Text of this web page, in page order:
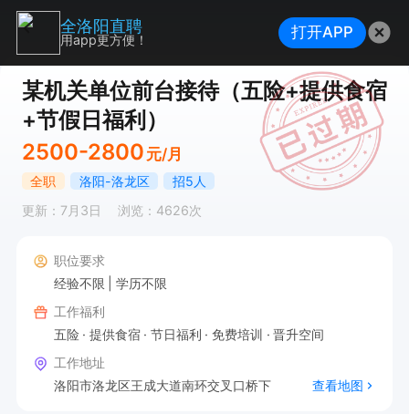
某机关单位前台接待（五险+提供食宿
+节假日福利）
2500-2800 元/月
全职 洛阳-洛龙区
招5人
更新：7月3日
浏览：4626次
职位要求
经验不限
学历不限
工作福利
五险
提供食宿 节日福利 免费培训
晋升空间
工作地址
洛阳市洛龙区王成大道南环交叉口桥下
查看地图
全洛阳直聘
用app更方便！ 打开APP